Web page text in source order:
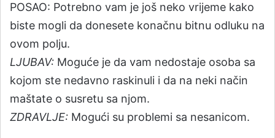
POSAO: Potrebno vam je još neko vrijeme kako
biste mogli da donesete konačnu bitnu odluku na
ovom polju.
LJUBAV: Moguće je da vam nedostaje osoba sa
kojom ste nedavno raskinuli i da na neki način
maštate o susretu sa njom.
ZDRAVLJE: Mogući su problemi sa nesanicom.